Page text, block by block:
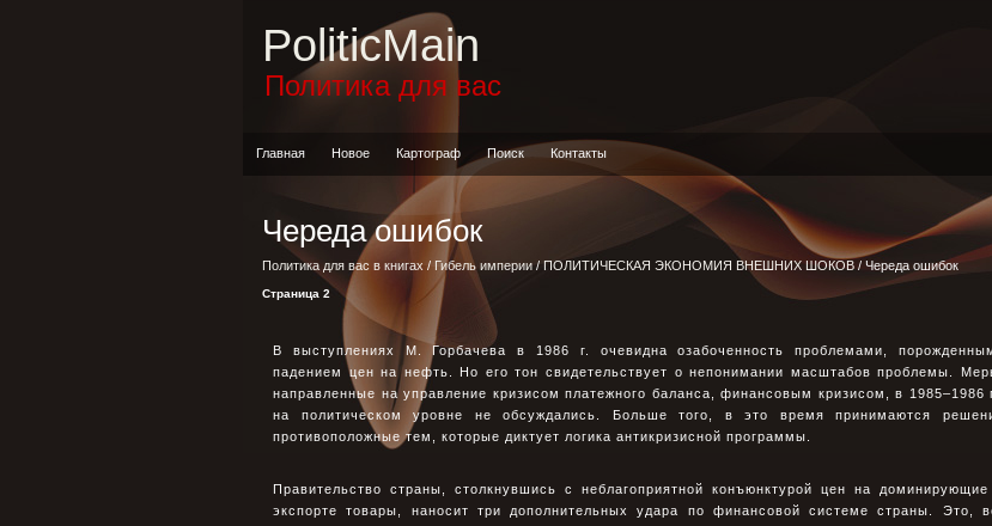
PoliticMain
Политика для вас
Главная Новое Картограф Поиск Контакты
Череда ошибок
Политика для вас в книгах / Гибель империи/ПОЛИТИЧЕСКАЯ ЭКОНОМИЯ ВНЕШНИХ ШОКОВ / Череда ошибок
Страница 2
В выступлениях М. Горбачева в 1986 г. очевидна озабоченность проблемами,
падением цен на нефть. Но его тон свидетельствует о непонимании масштабов проблемы.
направленные на управление кризисом платежного баланса, финансовым кризисом, в 1985–1986
на политическом уровне не обсуждались. Больше того, в это время принимаются
противоположные тем, которые диктует логика антикризисной программы.
Правительство страны, столкнувшись с неблагоприятной конъюнктурой цен на
экспорте товары, наносит три дополнительных удара по финансовой системе страны. Это,